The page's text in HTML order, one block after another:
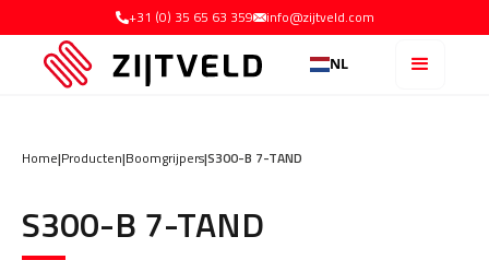
+31 (0) 35 65 63 359 info@zijtveld.com
NL
Home|Producten|Boomgrijpers|S300-B 7-TAND
S300-B 7-TAND